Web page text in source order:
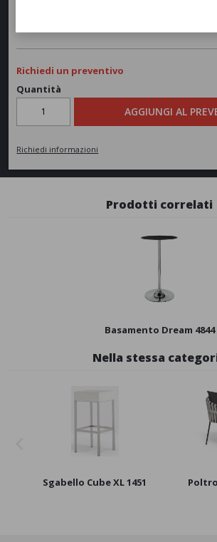
Richiedi un preventivo
Quantità
AGGIUNGI AL
Richiedi informazioni
Prodotti correlati
Basamento Dream 4844
Nella stessa
Sgabello Cube XL 1451